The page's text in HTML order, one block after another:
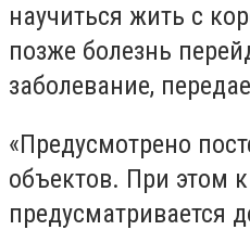
научиться жить с
позже болезнь
заболевание,
«Предусмотрено
объектов. При этом
предусматривается